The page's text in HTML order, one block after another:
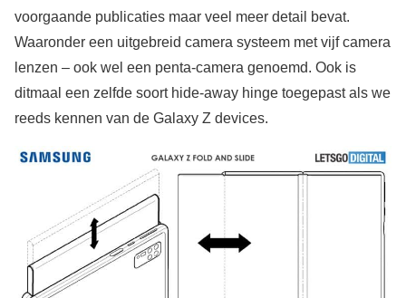
voorgaande publicaties maar veel meer detail bevat.
Waaronder een uitgebreid camera systeem met vijf camera
lenzen – ook wel een penta-camera genoemd. Ook is
ditmaal een zelfde soort hide-away hinge toegepast als we
reeds kennen van de Galaxy Z devices.